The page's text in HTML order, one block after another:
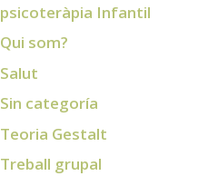
psicoteràpia Infantil
Qui som?
Salut
Sin categoría
Teoria Gestalt
Treball grupal